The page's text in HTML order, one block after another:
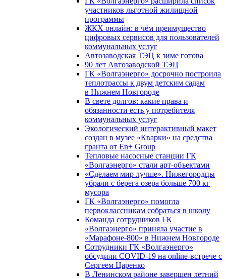
участников льготной жилищной
программы
ЖКХ онлайн: в чём преимущество
цифровых сервисов для пользователей
коммунальных услуг
Автозаводская ТЭЦ к зиме готова
90 лет Автозаводской ТЭЦ
ГК «Волгаэнерго» досрочно построила
теплотрассы к двум детским садам
в Нижнем Новгороде
В свете долгов: какие права и
обязанности есть у потребителя
коммунальных услуг
Экологический интерактивный макет
создан в музее «Кварки» на средства
гранта от En+ Group
Тепловые насосные станции ГК
«Волгаэнерго» стали арт-объектами
«Сделаем мир лучше». Нижегородцы
убрали с берега озера больше 700 кг
мусора
ГК «Волгаэнерго» помогла
первоклассникам собраться в школу
Команда сотрудников ГК
«Волгаэнерго» приняла участие в
«Марафоне-800» в Нижнем Новгороде
Сотрудники ГК «Волгаэнерго»
обсудили COVID-19 на online-встрече с
Сергеем Царенко
В Ленинском районе завершен летний